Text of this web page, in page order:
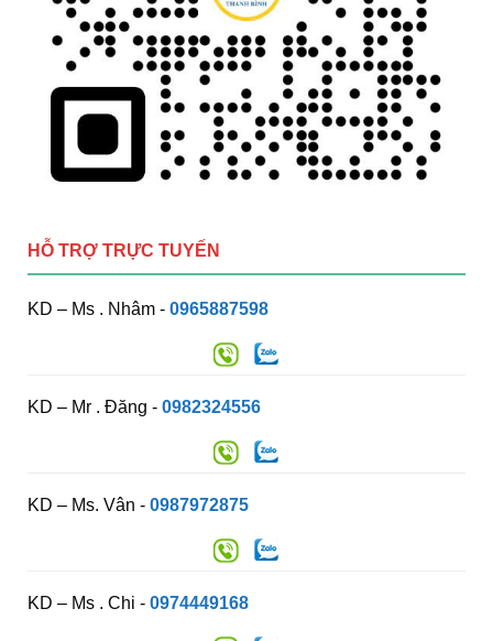
HỖ TRỢ TRỰC TUYẾN
KD – Ms . Nhâm - 0965887598
KD – Mr . Đăng - 0982324556
KD – Ms. Vân - 0987972875
KD – Ms . Chi - 0974449168